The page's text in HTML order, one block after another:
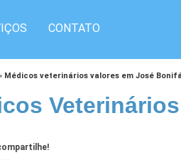
CONTATO
Médicos veterinários valores em José